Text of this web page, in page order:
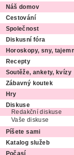
Náš domov
Cestování
Společnost
Diskusní fóra
Horoskopy, sny,
Recepty
Soutěže, ankety, kvízy
Zábavný koutek
Hry
Diskuse
Redakční diskuse
Vaše diskuse
Píšete sami
Katalog služeb
Počasí